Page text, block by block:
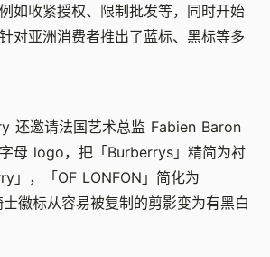
如收紧授权、限制批发等，同时开始
对亚洲消费者推出了蓝标、黑标等多
还邀请法国艺术总监 Fabien Baron
母 logo，把「Burberrys」精简为衬
」，「OF LONFON」简化为
士徽标从容易被复制的剪影变为有黑白